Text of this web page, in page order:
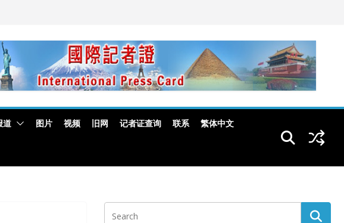
道 图片 视频 旧网 记者证查询 联系 繁体中文